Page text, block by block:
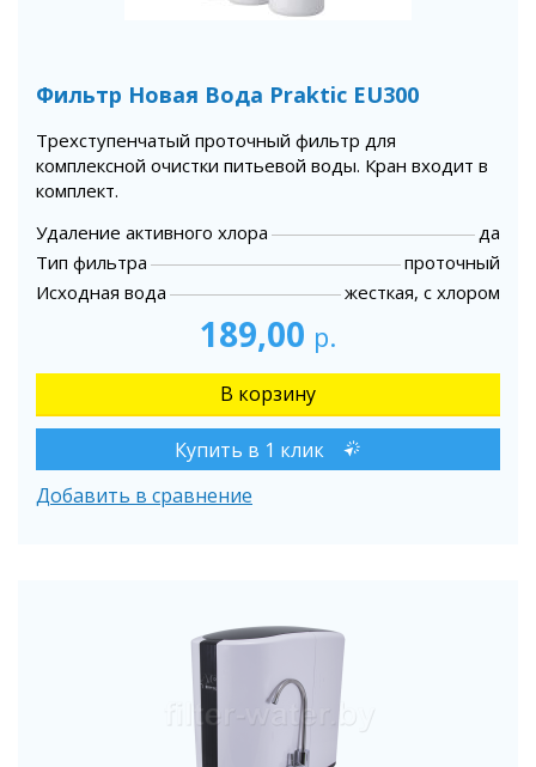
Фильтр Новая Вода Praktic EU300
Трехступенчатый проточный фильтр для
комплексной очистки питьевой воды. Кран входит в
комплект.
Удаление активного хлора
да
Тип фильтра
проточный
Исходная вода
жесткая, с хлором
189,00 р.
Купить в 1 клик
Добавить в сравнение